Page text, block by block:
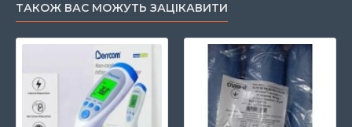
ТАКОЖ ВАС МОЖУТЬ ЗАЦІКАВИТИ